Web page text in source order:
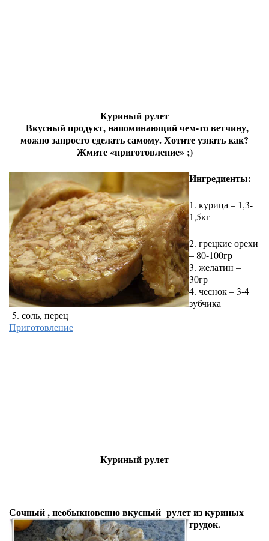
Куриный рулет
Вкусный продукт, напоминающий чем-то ветчину,
можно запросто сделать самому. Хотите узнать как?
Жмите «приготовление» ;)
Ингредиенты:
1. курица – 1,3-
1,5кг
2. грецкие орехи
– 80-100гр
3. желатин –
30гр
4. чеснок – 3-4
зубчика
5. соль, перец
Приготовление
Куриный рулет
Сочный , необыкновенно вкусный рулет из куриных
грудок.